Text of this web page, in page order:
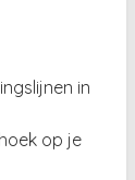
in
op je